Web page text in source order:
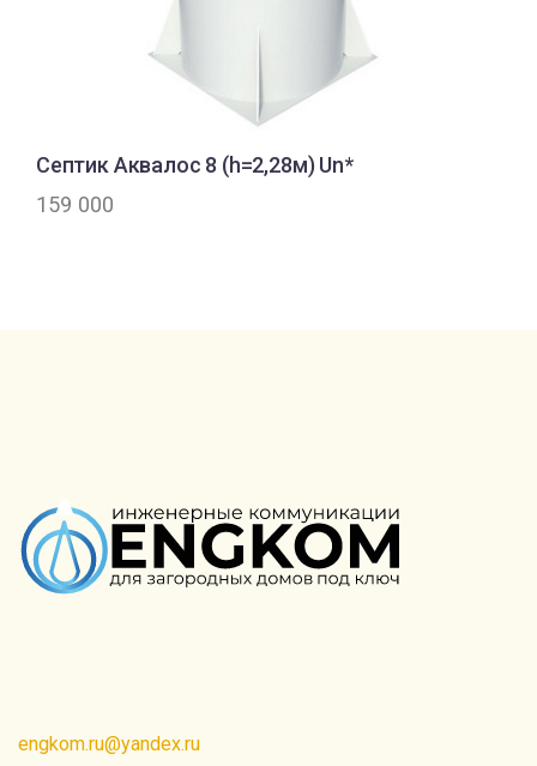
Септик Аквалос 8 (h=2,28м) Un*
159 000
engkom.ru@yandex.ru